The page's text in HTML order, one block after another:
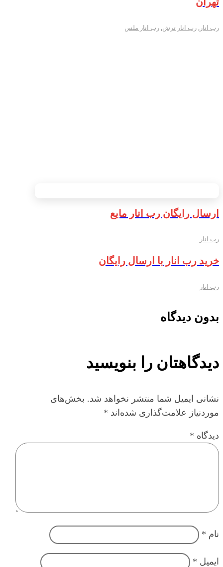
رب انار رب انار ترش رب انار ملس
ارسال رایگان رب انار مایع
رب انار
خرید رب انار با ارسال رایگان
رب انار
بدون دیدگاه
دیدگاهتان را بنویسید
نشانی ایمیل شما منتشر نخواهد شد. بخش‌های
موردنیاز علامت‌گذاری شده‌اند *
دیدگاه *
نام *
ایمیل *